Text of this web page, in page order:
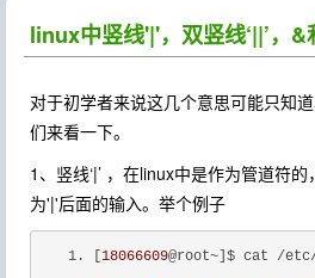
linux中竖线'|'，双竖线‘||’，
对于初学者来说这几个意思可能只知
们来看一下。
1、竖线‘|’ ，在linux中是作为管道符的
为'|'后面的输入。举个例子
18066609@root~]$ cat /etc/